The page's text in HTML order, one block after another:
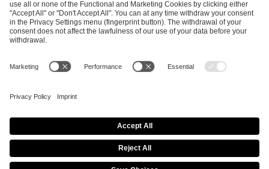
SEND MESSAGE
CAREER MEDIA RIGHTS
Imprint
Privacy Policy Cookie Policy
Terms of Use
Copyright Policy
Procurement Policy
Whistleblowing